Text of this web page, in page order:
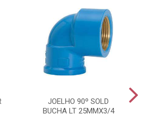
JOELHO 90º SOLD
BUCHA LT 25MMX3/4